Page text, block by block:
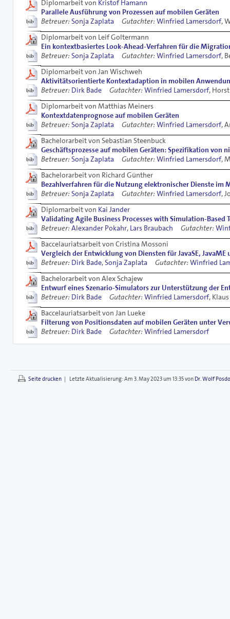
Diplomarbeit von Kristof Hamann
Parallele Ausführung von Prozessen auf mobilen Geräten
Betreuer: Sonja Zaplata Gutachter: Winfried Lamersdorf,
Diplomarbeit von Leif Goltermann
Ein kontextbasiertes Look-Ahead-Verfahren für die
Betreuer: Sonja Zaplata Gutachter: Winfried Lamersdorf,
Diplomarbeit von Jan Wischweh
Aktivitätsorientierte Kontextadaption in mobilen
Betreuer: Dirk Bade Gutachter: Winfried Lamersdorf,
Diplomarbeit von Matthias Meiners
Kontextdatenprognose auf mobilen Geräten
Betreuer: Sonja Zaplata Gutachter: Winfried Lamersdorf,
Bachelorarbeit von Sebastian Steenbuck
Geschäftsprozesse auf mobilen Geräten: Spezifikation
Betreuer: Sonja Zaplata Gutachter: Winfried Lamersdorf,
Bachelorarbeit von Richard Günther
Bezahlverfahren für die Nutzung elektronischer Dienste im
Betreuer: Sonja Zaplata Gutachter: Winfried Lamersdorf,
Diplomarbeit von Kai Jander
Validating Agile Business Processes with Simulation-Based
Betreuer: Alexander Pokahr, Lars Braubach Gutachter:
Baccelauriatsarbeit von Cristina Mossoni
Vergleich der Entwicklung von Diensten für JavaSE,
Betreuer: Dirk Bade,Sonja Zaplata Gutachter: Winfried
Bachelorarbeit von Alex Schajew
Entwurf eines Szenario-Simulators zur Unterstützung der
Betreuer: Dirk Bade Gutachter: Winfried Lamersdorf,
Baccelauriatsarbeit von Jan Lueke
Filterung von Positionsdaten auf mobilen Geräten unter
Betreuer: Dirk Bade Gutachter: Winfried Lamersdorf
Seite drucken | Letzte Aktualisierung:Am 3. May 2023 um 13:35 von Dr. Wolf